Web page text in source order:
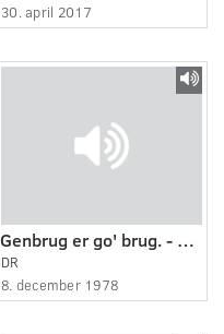
30. april 2017
Genbrug er go' brug. - En udsendelse om genbrugsmuligheder i Danmark
DR
8. december 1978